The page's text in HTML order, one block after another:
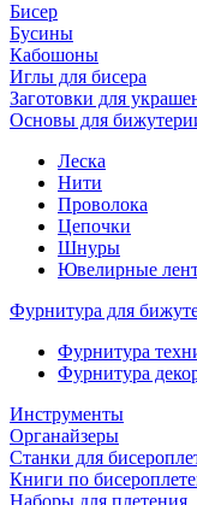
Бисер
Бусины
Кабошоны
Иглы для бисера
Заготовки для
Основы для
Леска
Нити
Проволока
Цепочки
Шнуры
Ювелирные
Фурнитура для
Фурнитура
Фурнитура
Инструменты
Органайзеры
Станки для
Книги по
Наборы для плетения